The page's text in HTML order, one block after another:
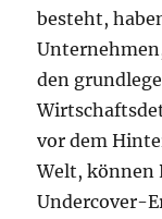
besteht,
den
vor dem
Welt, können
Undercover-